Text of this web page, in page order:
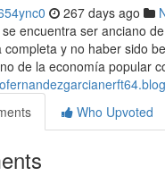
267 days ago
encuentra ser anciano
completa y no haber sido
de la economía popular
Who Upvoted